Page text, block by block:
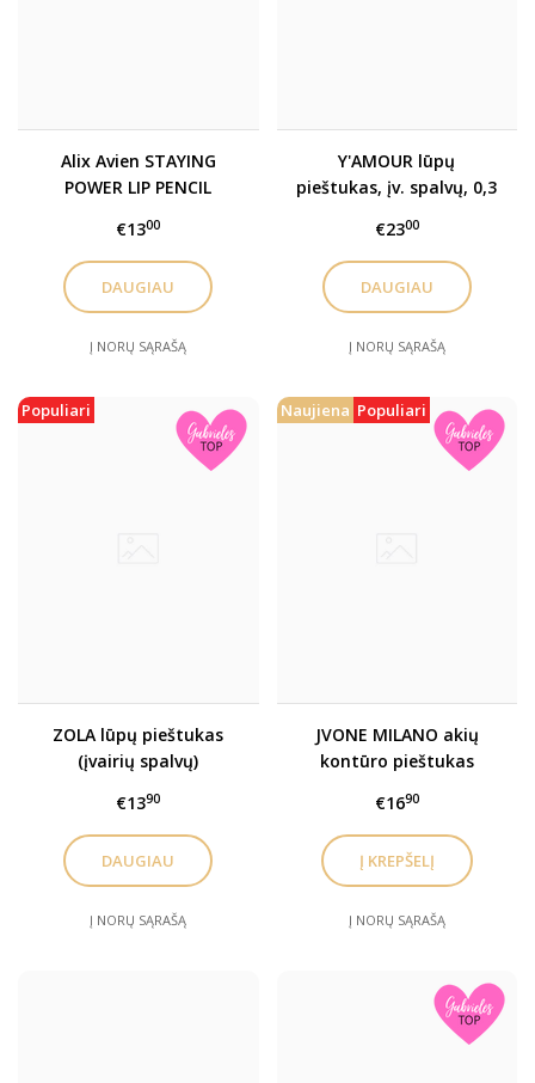
Alix Avien STAYING
POWER LIP PENCIL
€1300
DAUGIAU
Į NORŲ SĄRAŠĄ
Y'AMOUR lūpų
pieštukas, įv. spalvų, 0,3
€2300
DAUGIAU
Į NORŲ SĄRAŠĄ
Populiari
ZOLA lūpų pieštukas
(įvairių spalvų)
€1390
DAUGIAU
Į NORŲ SĄRAŠĄ
Naujiena Populiari
JVONE MILANO akių
kontūro pieštukas
NUDE GLOW kolekcija
€1690
Į NORŲ SĄRAŠĄ